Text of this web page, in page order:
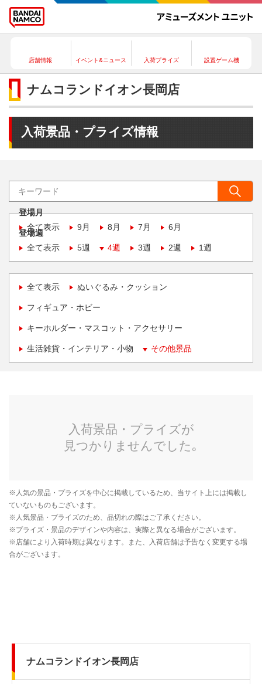
店舗情報 イベント&ニュース 入荷プライズ 設置ゲーム機
ナムコランドイオン長岡店
入荷景品・プライズ情報
登場月
全て表示
9月 8月 7月 6月
登場週
全て表示
5週 4週 3週 2週 1週
全て表示 ぬいぐるみ・クッション
フィギュア・ホビー
キーホルダー・マスコット・アクセサリー
生活雑貨・インテリア・小物 その他景品
ナムコランドイオン長岡店